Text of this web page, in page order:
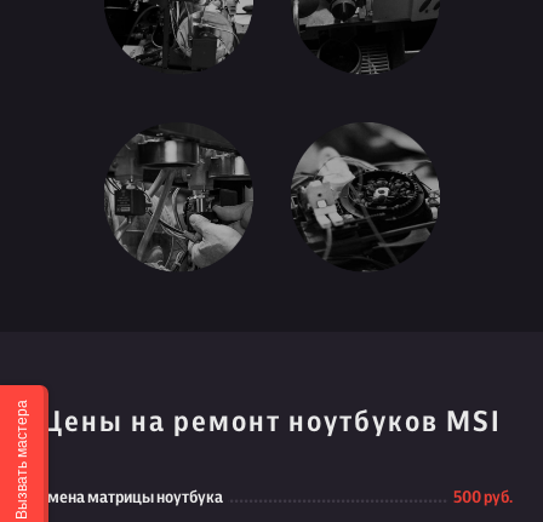
Цены на ремонт ноутбуков MSI
Замена матрицы ноутбука 500 руб.
Вызвать мастера